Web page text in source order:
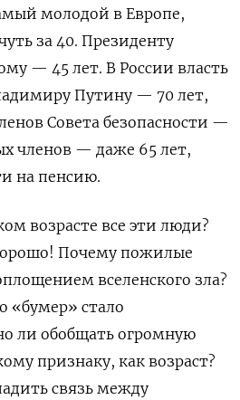
молодой в Европе,
за 40. Президенту
— 45 лет. В России власть
Путину — 70 лет,
Совета безопасности —
членов — даже 65 лет,
на пенсию.
возрасте все эти люди?
Почему пожилые
вселенского зла?
«бумер» стало
ли обобщать огромную
признаку, как возраст?
связь между